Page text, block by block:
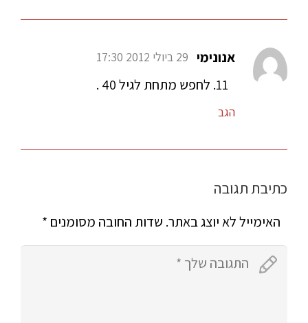
אנונימי 29 ביולי 2012 17:30
11. לחפש מתחת לגיל 40 .
הגב
כתיבת תגובה
האימייל לא יוצג באתר. שדות החובה מסומנים *